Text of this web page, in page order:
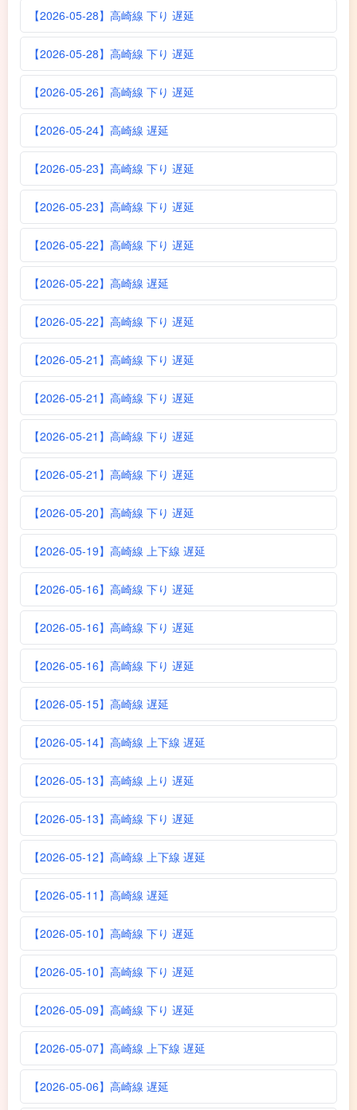
【2026-05-28】高崎線 下り 遅延
【2026-05-28】高崎線 下り 遅延
【2026-05-26】高崎線 下り 遅延
【2026-05-24】高崎線 遅延
【2026-05-23】高崎線 下り 遅延
【2026-05-23】高崎線 下り 遅延
【2026-05-22】高崎線 下り 遅延
【2026-05-22】高崎線 遅延
【2026-05-22】高崎線 下り 遅延
【2026-05-21】高崎線 下り 遅延
【2026-05-21】高崎線 下り 遅延
【2026-05-21】高崎線 下り 遅延
【2026-05-21】高崎線 下り 遅延
【2026-05-20】高崎線 下り 遅延
【2026-05-19】高崎線 上下線 遅延
【2026-05-16】高崎線 下り 遅延
【2026-05-16】高崎線 下り 遅延
【2026-05-16】高崎線 下り 遅延
【2026-05-15】高崎線 遅延
【2026-05-14】高崎線 上下線 遅延
【2026-05-13】高崎線 上り 遅延
【2026-05-13】高崎線 下り 遅延
【2026-05-12】高崎線 上下線 遅延
【2026-05-11】高崎線 遅延
【2026-05-10】高崎線 下り 遅延
【2026-05-10】高崎線 下り 遅延
【2026-05-09】高崎線 下り 遅延
【2026-05-07】高崎線 上下線 遅延
【2026-05-06】高崎線 遅延